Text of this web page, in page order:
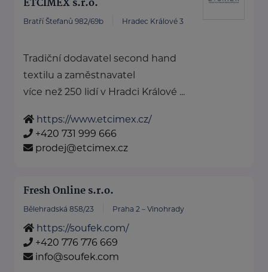
ETCIMEX s.r.o.
Bratří Štefanů 982/69b Hradec Králové 3
Tradiční dodavatel second hand
textilu a zaměstnavatel
více než 250 lidí v Hradci Králové ...
https://www.etcimex.cz/
+420 731 999 666
prodej@etcimex.cz
Fresh Online s.r.o.
Bělehradská 858/23 Praha 2 – Vinohrady
https://soufek.com/
+420 776 776 669
info@soufek.com